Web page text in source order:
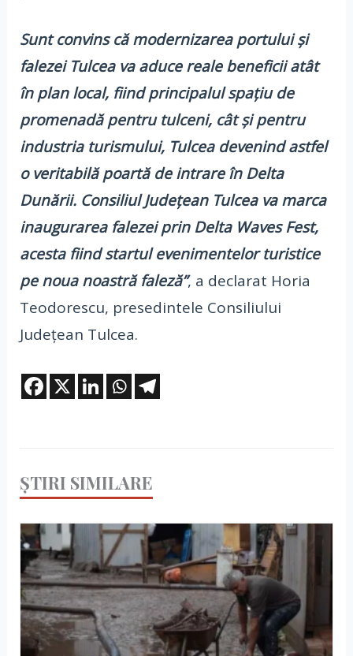
Sunt convins că modernizarea portului și
falezei Tulcea va aduce reale beneficii atât
în plan local, fiind principalul spațiu de
promenadă pentru tulceni, cât și pentru
industria turismului, Tulcea devenind astfel
o veritabilă poartă de intrare în Delta
Dunării. Consiliul Județean Tulcea va marca
inaugurarea falezei prin Delta Waves Fest,
acesta fiind startul evenimentelor turistice
pe noua noastră faleză”, a declarat Horia
Teodorescu, presedintele Consiliului
Județean Tulcea.
ȘTIRI SIMILARE